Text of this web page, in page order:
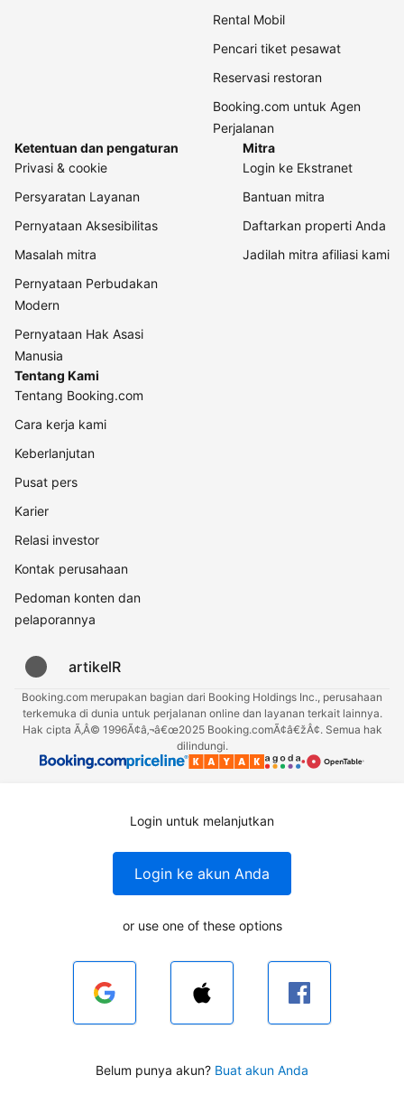
Rental Mobil
Pencari tiket pesawat
Reservasi restoran
Booking.com untuk Agen
Perjalanan
Ketentuan dan pengaturan
Privasi & cookie
Persyaratan Layanan
Pernyataan Aksesibilitas
Masalah mitra
Pernyataan Perbudakan
Modern
Pernyataan Hak Asasi
Manusia
Mitra
Login ke Ekstranet
Bantuan mitra
Daftarkan properti Anda
Jadilah mitra afiliasi kami
Tentang Kami
Tentang Booking.com
Cara kerja kami
Keberlanjutan
Pusat pers
Karier
Relasi investor
Kontak perusahaan
Pedoman konten dan
pelaporannya
artikelR
Booking.com merupakan bagian dari Booking Holdings Inc., perusahaan
terkemuka di dunia untuk perjalanan online dan layanan terkait lainnya.
Hak cipta Ã‚Â© 1996Ã¢â‚¬â€œ2025 Booking.comÃ¢â€žÂ¢. Semua hak
dilindungi.
Login untuk melanjutkan
Login ke akun Anda
or use one of these options
Belum punya akun? Buat akun Anda